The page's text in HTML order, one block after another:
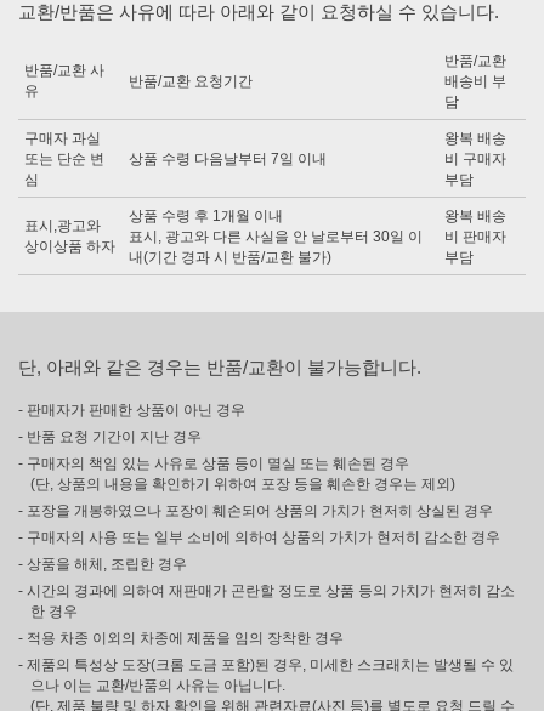
교환/반품은 사유에 따라 아래와 같이 요청하실 수 있습니다.
반품/교환 사
유
반품/교환 요청기간
반품/교환
배송비 부
담
구매자 과실
또는 단순 변
심
상품 수령 다음날부터 7일 이내
왕복 배송
비 구매자
부담
표시,광고와
상이상품 하자
상품 수령 후 1개월 이내
표시, 광고와 다른 사실을 안 날로부터 30일 이
내(기간 경과 시 반품/교환 불가)
왕복 배송
비 판매자
부담
단, 아래와 같은 경우는 반품/교환이 불가능합니다.
- 판매자가 판매한 상품이 아닌 경우
- 반품 요청 기간이 지난 경우
- 구매자의 책임 있는 사유로 상품 등이 멸실 또는 훼손된 경우
(단, 상품의 내용을 확인하기 위하여 포장 등을 훼손한 경우는 제외)
- 포장을 개봉하였으나 포장이 훼손되어 상품의 가치가 현저히 상실된 경우
- 구매자의 사용 또는 일부 소비에 의하여 상품의 가치가 현저히 감소한 경우
- 상품을 해체, 조립한 경우
- 시간의 경과에 의하여 재판매가 곤란할 정도로 상품 등의 가치가 현저히 감소
한 경우
- 적용 차종 이외의 차종에 제품을 임의 장착한 경우
- 제품의 특성상 도장(크롬 도금 포함)된 경우, 미세한 스크래치는 발생될 수 있
으나 이는 교환/반품의 사유는 아닙니다.
(단, 제품 불량 및 하자 확인을 위해 관련자료(사진 등)를 별도로 요청 드릴 수